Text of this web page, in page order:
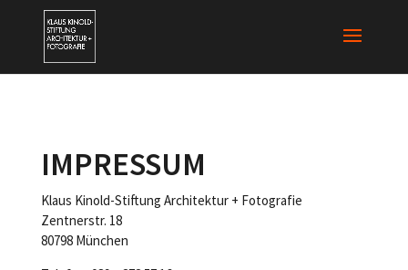
IMPRESSUM
Klaus Kinold-Stiftung Architektur + Fotografie
Zentnerstr. 18
80798 München